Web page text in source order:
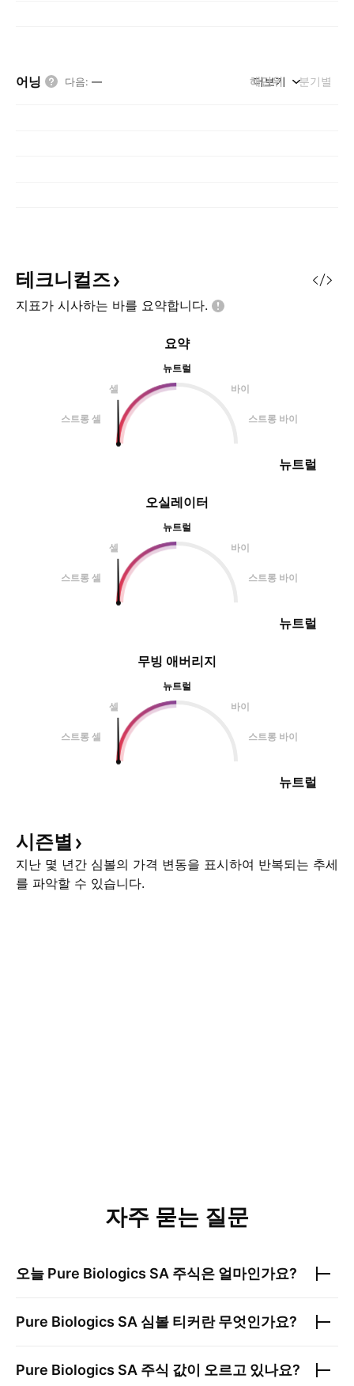
어닝 다음: — 해단위 분기별
더보기
테크니컬즈
지표가 시사하는 바를 요약합니다.
오실레이터
뉴트럴
셀
바이
스트롱 셀 스트롱 바이
뉴트럴
요약
뉴트럴
셀
바이
스트롱 셀 스트롱 바이
뉴트럴
무빙 애버리지
뉴트럴
셀
바이
스트롱 셀 스트롱 바이
뉴트럴
시즌별
지난 몇 년간 심볼의 가격 변동을 표시하여 반복되는 추세
를 파악할 수 있습니다.
자주 묻는 질문
오늘 Pure Biologics SA 주식은 얼마인가요?
Pure Biologics SA 심볼 티커란 무엇인가요?
Pure Biologics SA 주식 값이 오르고 있나요?